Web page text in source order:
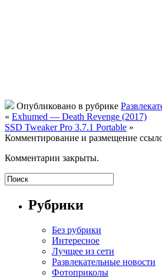
Опубликовано в рубрике
« Exhumed — Death Revenge (2017)
SSD Tweaker Pro 3.7.1 Portable »
Комментирование и размещение
Комментарии закрыты.
Рубрики
Без рубрики
Интересное
Лучщее из сети
Развлекательные новости
Фотоприколы